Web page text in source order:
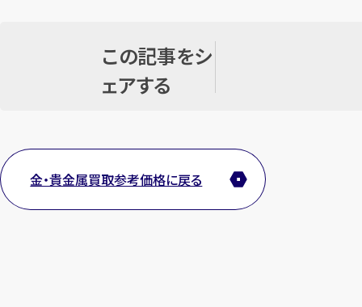
この記事をシ
ェアする
金・貴金属買取参考価格に戻る